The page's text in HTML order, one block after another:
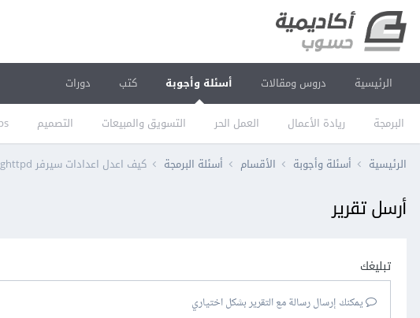
الرئيسية دروس ومقالات أسئلة وأجوبة
البرمجة ريادة الأعمال العمل الحر التسويق والمبيعات التصميم
كتب دورات
الرئيسية أسئلة وأجوبة الأقسام أسئلة البرمجة كيف اعدل اعدادات سيرفر lighttpd
أرسل تقرير
تبليغك
يمكنك إرسال رسالة مع التقرير بشكل اختياري